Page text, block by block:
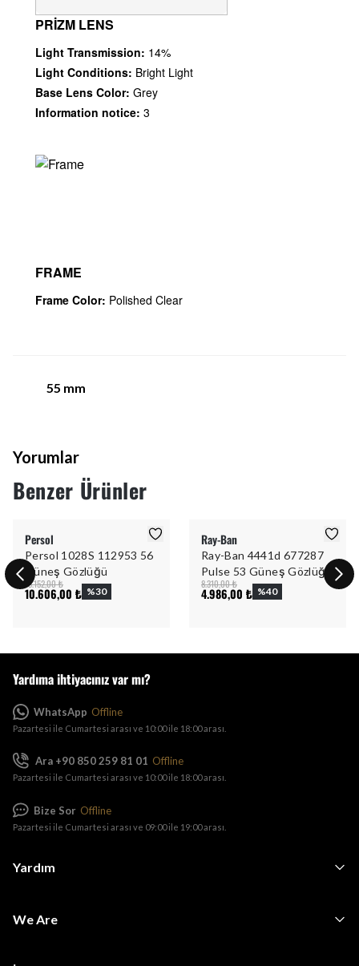
PRIZM LENS
Light Transmission: 14%
Light Conditions: Bright Light
Base Lens Color: Grey
Information notice: 3
FRAME
Frame Color: Polished Clear
55 mm
Yorumlar
Benzer Ürünler
Persol
Persol 1028S 112953 56
Güneş Gözlüğü
15.152,00 ₺
10.606,00 ₺ %30
Ray-Ban
Ray-Ban 4441d 677287
Pulse 53 Güneş Gözlüğü
8.310,00 ₺
4.986,00 ₺ %40
Yardım
We Are
Yardıma ihtiyacınız var mı?
WhatsApp Offline
Pazartesi ile Cumartesi arası ve 10:00 ile 18:00 arası.
Ara +90 850 259 81 01 Offline
Pazartesi ile Cumartesi arası ve 10:00 ile 18:00 arası.
Bize Sor Offline
Pazartesi ile Cumartesi arası ve 09:00 ile 19:00 arası.